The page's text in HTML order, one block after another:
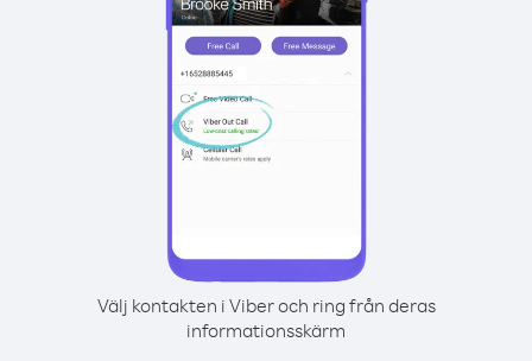
Välj kontakten i Viber och ring från deras
informationsskärm